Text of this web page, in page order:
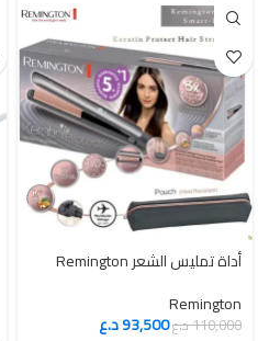
أداة تمليس الشعر Remington
Remington
110,000د.ع93,500د.ع